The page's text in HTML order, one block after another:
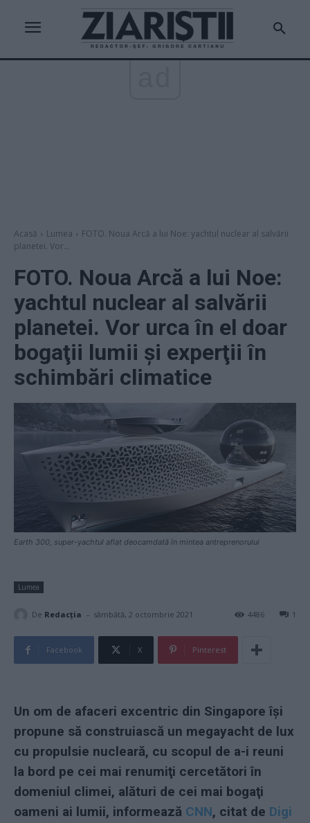
Acasă Lumea
FOTO. Noua Arcă a lui Noe: yachtul nuclear al salvării
planetei. Vor...
FOTO. Noua Arcă a lui Noe:
yachtul nuclear al salvării
planetei. Vor urca în el doar
bogaţii lumii şi experţii în
schimbări climatice
Earth 300, super-yachtul aflat deocamdată în mintea antreprenorului
Lumea
De Redacţia - sâmbătă, 2 octombrie 2021 1
4486
Facebook X Pinterest
Un om de afaceri excentric din Singapore îşi
propune să construiască un megayacht de lux
cu propulsie nucleară, cu scopul de a-i reuni
la bord pe cei mai renumiţi cercetători în
domeniul climei, alături de cei mai bogaţi
oameni ai lumii, informează CNN, citat de Digi